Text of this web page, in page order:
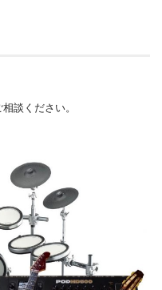
談ください。